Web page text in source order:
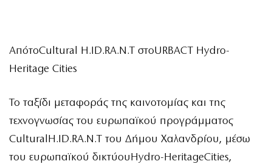
ΑπότοCultural H.ID.RA.N.T στοURBACT Hydro-
Heritage Cities
Το ταξίδι μεταφοράς της καινοτομίας και της
τεχνογνωσίας του ευρωπαϊκού προγράμματος
CulturalH.ID.RA.N.T του Δήμου Χαλανδρίου, μέσω
του ευρωπαϊκού δικτύουHydro-HeritageCities,